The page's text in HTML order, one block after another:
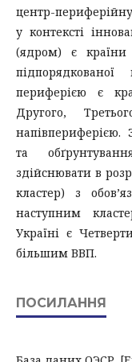
центр-
у контексті
(ядром) є країни
периферією є
Другого,
напівпериферією.
та
здійснювати в
кластер) з
наступним
Україні є
більшим ВВП.
ПОСИЛАННЯ